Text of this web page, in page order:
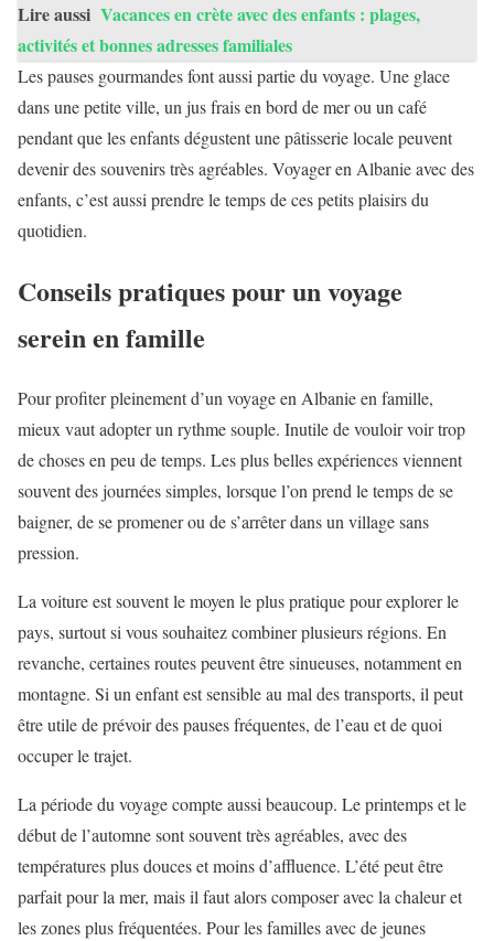
Lire aussi Vacances en crète avec des enfants : plages,
activités et bonnes adresses familiales
Les pauses gourmandes font aussi partie du voyage. Une glace
dans une petite ville, un jus frais en bord de mer ou un café
pendant que les enfants dégustent une pâtisserie locale peuvent
devenir des souvenirs très agréables. Voyager en Albanie avec des
enfants, c’est aussi prendre le temps de ces petits plaisirs du
quotidien.
Conseils pratiques pour un voyage
serein en famille
Pour profiter pleinement d’un voyage en Albanie en famille,
mieux vaut adopter un rythme souple. Inutile de vouloir voir trop
de choses en peu de temps. Les plus belles expériences viennent
souvent des journées simples, lorsque l’on prend le temps de se
baigner, de se promener ou de s’arrêter dans un village sans
pression.
La voiture est souvent le moyen le plus pratique pour explorer le
pays, surtout si vous souhaitez combiner plusieurs régions. En
revanche, certaines routes peuvent être sinueuses, notamment en
montagne. Si un enfant est sensible au mal des transports, il peut
être utile de prévoir des pauses fréquentes, de l’eau et de quoi
occuper le trajet.
La période du voyage compte aussi beaucoup. Le printemps et le
début de l’automne sont souvent très agréables, avec des
températures plus douces et moins d’affluence. L’été peut être
parfait pour la mer, mais il faut alors composer avec la chaleur et
les zones plus fréquentées. Pour les familles avec de jeunes